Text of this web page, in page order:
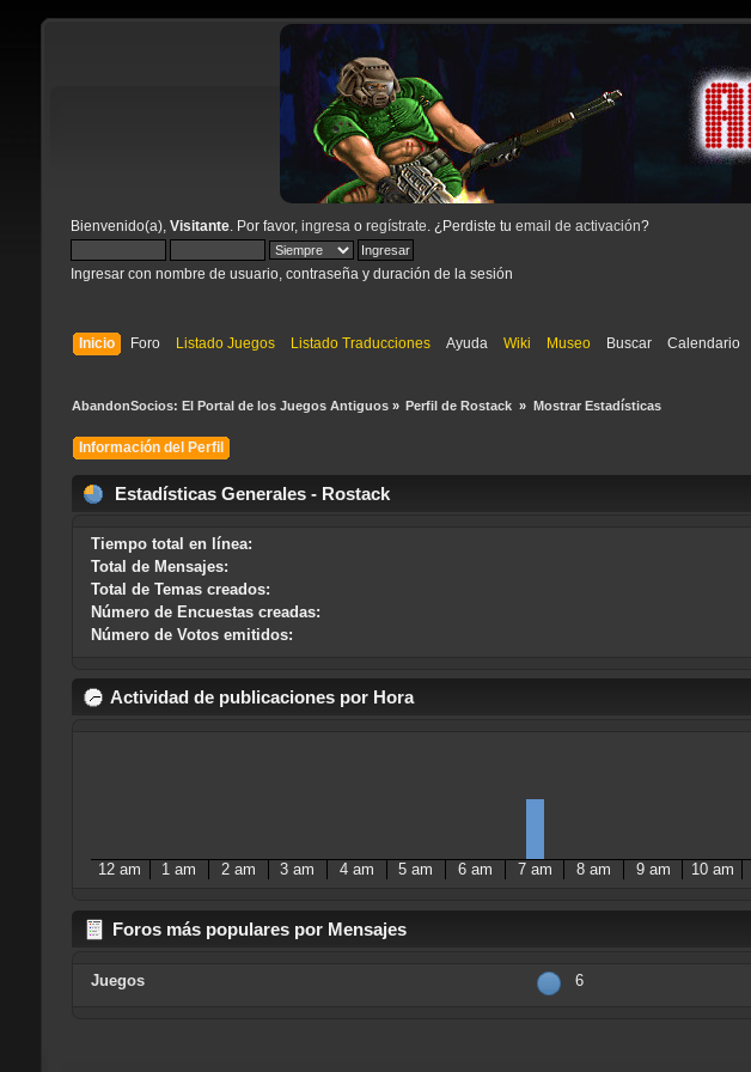
Bienvenido(a), Visitante. Por favor, ingresa o regístrate . ¿Perdiste tu email de activación?
Ingresar con nombre de usuario, contraseña y duración de la sesión
Inicio Foro Listado Juegos Listado Traducciones Ayuda Wiki Museo Buscar Calendario
AbandonSocios: El Portal de los Juegos Antiguos» Perfil de Rostack » Mostrar Estadísticas
Información del Perfil
Estadísticas Generales - Rostack
Tiempo total en línea:
Total de Mensajes:
Total de Temas creados:
Número de Encuestas creadas:
Número de Votos emitidos:
Actividad de publicaciones por Hora
12 am 1 am 2 am 3 am 4 am 5 am 6 am 7 am 8 am 9 am 10 am
Foros más populares por Mensajes
Juegos 6